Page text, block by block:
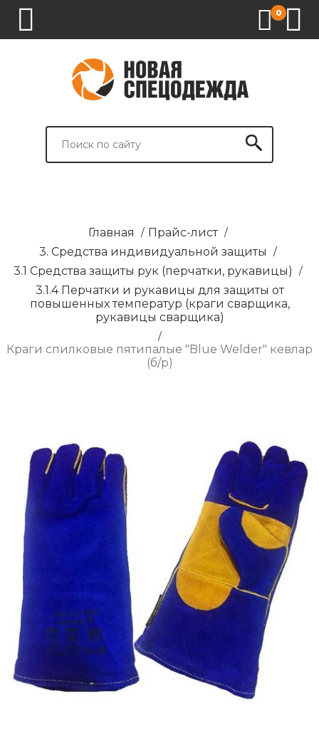
0
СПЕЦОДЕЖДА
СПЕЦОБУВЬ
СРЕДСТВА
ВСПОМОГАТЕЛЬНЫЕ
БРЕНДИРОВАНИЕ
Главная / Прайс-лист /
3. Средства индивидуальной защиты /
3.1 Средства защиты рук (перчатки, рукавицы) /
3.1.4 Перчатки и рукавицы для защиты от
повышенных температур (краги сварщика,
рукавицы сварщика)
/
Краги спилковые пятипалые "Blue Welder" кевлар
(б/р)